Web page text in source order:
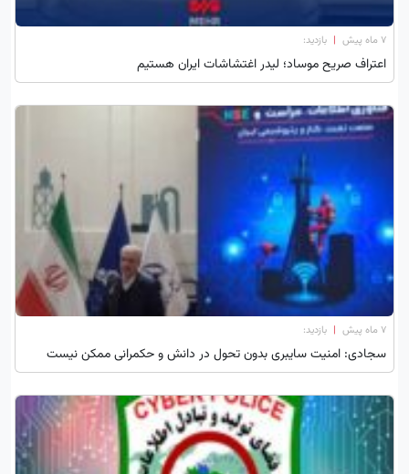
۷ ماه پیش | بازدید:
اعتراف صریح موساد؛ لیدر اغتشاشات ایران هستیم
۷ ماه پیش | بازدید:
سجادی: امنیت سایبری بدون تحول در دانش و حکمرانی ممکن نیست